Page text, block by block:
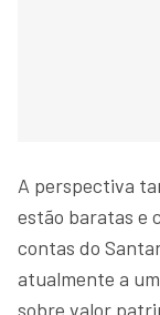
A perspectiva
estão baratas e
contas do
atualmente a
sobre valor